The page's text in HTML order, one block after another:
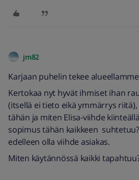
jm82
Karjaan puhelin tekee
Kertokaa nyt hyvät ihmiset ihan
(itsellä ei tieto eikä ymmärrys
tähän ja miten Elisa-viihde
sopimus tähän kaikkeen
edelleen olla viihde asiakas.
Miten käytännössä kaikki